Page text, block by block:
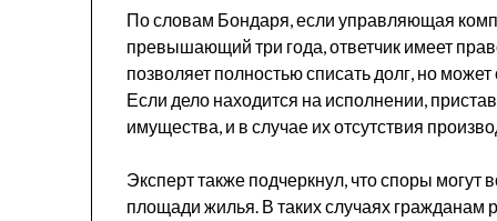
По словам Бондаря, если управляющая
превышающий три года, ответчик имеет
позволяет полностью списать долг, но
Если дело находится на исполнении,
имущества, и в случае их отсутствия
Эксперт также подчеркнул, что споры могут
площади жилья. В таких случаях гражданам